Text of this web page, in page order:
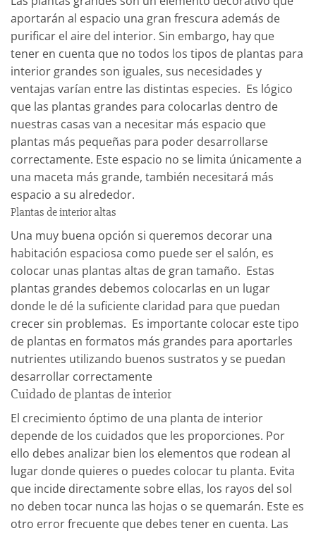
aportarán al espacio una gran frescura además de
purificar el aire del interior. Sin embargo, hay que
tener en cuenta que no todos los tipos de plantas para
interior grandes son iguales, sus necesidades y
ventajas varían entre las distintas especies. Es lógico
que las plantas grandes para colocarlas dentro de
nuestras casas van a necesitar más espacio que
plantas más pequeñas para poder desarrollarse
correctamente. Este espacio no se limita únicamente a
una maceta más grande, también necesitará más
espacio a su alrededor.
Plantas de interior altas
Una muy buena opción si queremos decorar una
habitación espaciosa como puede ser el salón, es
colocar unas plantas altas de gran tamaño. Estas
plantas grandes debemos colocarlas en un lugar
donde le dé la suficiente claridad para que puedan
crecer sin problemas. Es importante colocar este tipo
de plantas en formatos más grandes para aportarles
nutrientes utilizando buenos sustratos y se puedan
desarrollar correctamente
Cuidado de plantas de interior
El crecimiento óptimo de una planta de interior
depende de los cuidados que les proporciones. Por
ello debes analizar bien los elementos que rodean al
lugar donde quieres o puedes colocar tu planta. Evita
que incide directamente sobre ellas, los rayos del sol
no deben tocar nunca las hojas o se quemarán. Este es
otro error frecuente que debes tener en cuenta. Las